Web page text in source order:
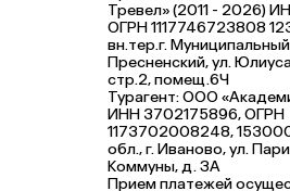
Тревел» (2011 - 2026)
ОГРН 1117746723808
вн.тер.г.
Пресненский, ул.
стр.2, помещ.6Ч
Турагент: ООО
ИНН 3702175896, ОГРН
1173702008248,
обл., г. Иваново, ул.
Коммуны, д. ЗА
Прием платежей